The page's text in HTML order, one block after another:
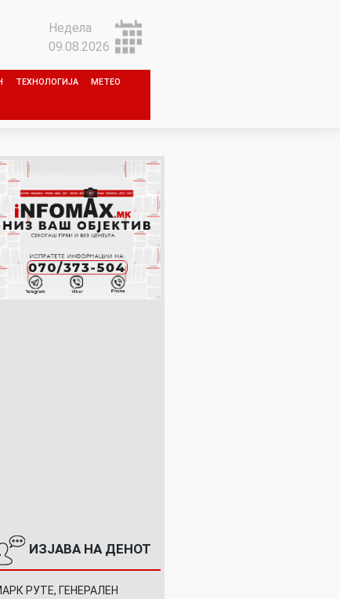
Недела
09.08.2026
ТЕХНОЛОГИЈА МЕТЕО
ИЗЈАВА НА ДЕНОТ
РУТЕ, ГЕНЕРАЛЕН